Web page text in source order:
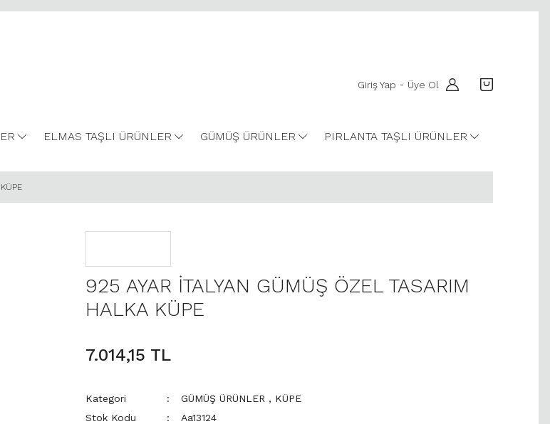
Giriş Yap - Üye Ol
ELMAS TAŞLI ÜRÜNLER GÜMÜŞ ÜRÜNLER PIRLANTA TAŞLI ÜRÜNLER
925 AYAR İTALYAN GÜMÜŞ ÖZEL TASARIM
HALKA KÜPE
7.014,15 TL
Kategori GÜMÜŞ ÜRÜNLER , KÜPE
Stok Kodu
Aa13124